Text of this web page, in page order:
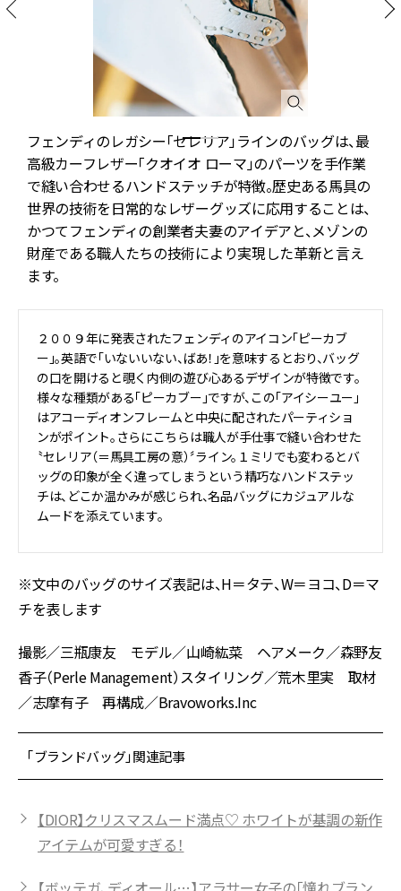
フェンディのレガシー「セレリア」ラインのバッグは、最
高級カーフレザー「クオイオ ローマ」のパーツを手作業
で縫い合わせるハンドステッチが特徴。歴史ある馬具の
世界の技術を日常的なレザーグッズに応用することは、
かつてフェンディの創業者夫妻のアイデアと、メゾンの
財産である職人たちの技術により実現した革新と言え
ます。
２００９年に発表されたフェンディのアイコン「ピーカブ
ー」。英語で「いないいない、ばあ！」を意味するとおり、バッグ
の口を開けると覗く内側の遊び心あるデザインが特徴です。
様々な種類がある「ピーカブー」ですが、この「アイシーユー」
はアコーディオンフレームと中央に配されたパーティショ
ンがポイント。さらにこちらは職人が手仕事で縫い合わせた
〝セレリア（＝馬具工房の意）〞ライン。１ミリでも変わるとバ
ッグの印象が全く違ってしまうという精巧なハンドステッ
チは、どこか温かみが感じられ、名品バッグにカジュアルな
ムードを添えています。
※文中のバッグのサイズ表記は、H＝タテ、W＝ヨコ、D＝マ
チを表します
撮影／三瓶康友 モデル／山崎紘菜 ヘアメーク／森野友
香子（Perle Management）スタイリング／荒木里実 取材
／志摩有子 再構成／Bravoworks.Inc
「ブランドバッグ」関連記事
【DIOR】クリスマスムード満点♡ ホワイトが基調の新作
アイテムが可愛すぎる！